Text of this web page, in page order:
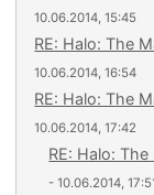
10.06.2014, 15:45
RE: Halo: The
10.06.2014, 16:54
RE: Halo: The
10.06.2014, 17:42
RE: Halo:
- 10.06.2014,